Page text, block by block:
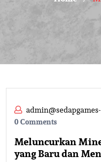
0 Comments
Meluncurkan
yang Baru dan